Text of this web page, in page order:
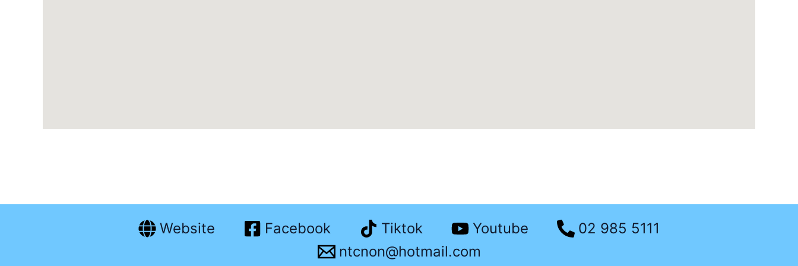
Website Facebook Tiktok Youtube
02 985 5111
ntcnon@hotmail.com